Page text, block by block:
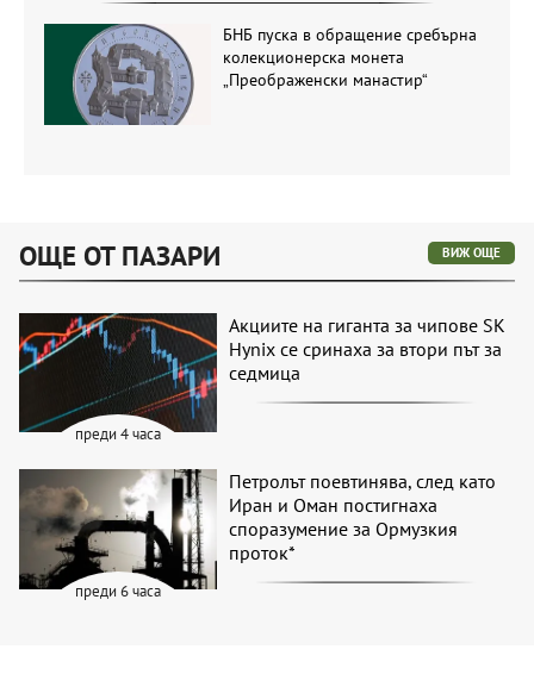
БНБ пуска в обращение сребърна
колекционерска монета
„Преображенски манастир“
ОЩЕ ОТ ПАЗАРИ ВИЖ ОЩЕ
преди 4 часа
Акциите на гиганта за чипове SK
Hynix се сринаха за втори път за
седмица
преди 6 часа
Петролът поевтинява, след като
Иран и Оман постигнаха
споразумение за Ормузкия
проток*